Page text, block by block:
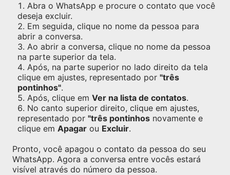
Abra o WhatsApp e procure o contato que você
deseja excluir.
Em seguida, clique no nome da pessoa para
abrir a conversa.
Ao abrir a conversa, clique no nome da pessoa
na parte superior da tela.
Após, na parte superior no lado direito da tela
clique em ajustes, representado por "três
pontinhos".
Após, clique em Ver na lista de contatos.
No canto superior direito, clique em ajustes,
representado por "três pontinhos novamente e
clique em Apagar ou Excluir.
Pronto, você apagou o contato da pessoa do seu
WhatsApp. Agora a conversa entre vocês estará
visível através do número da pessoa.